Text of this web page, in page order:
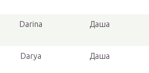
Darina Даша
Darya Даша